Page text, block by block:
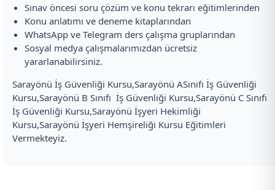
Sınav öncesi soru çözüm ve konu tekrarı eğitimlerinden
Konu anlatımı ve deneme kitaplarından
WhatsApp ve Telegram ders çalışma gruplarından
Sosyal medya çalışmalarımızdan ücretsiz
yararlanabilirsiniz.
Sarayönü İş Güvenliği Kursu,Sarayönü ASınıfı İş Güvenliği
Kursu,Sarayönü B Sınıfı İş Güvenliği Kursu,Sarayönü C Sınıfı
İş Güvenliği Kursu,Sarayönü İşyeri Hekimliği
Kursu,Sarayönü İşyeri Hemşireliği Kursu Eğitimleri
Vermekteyiz.